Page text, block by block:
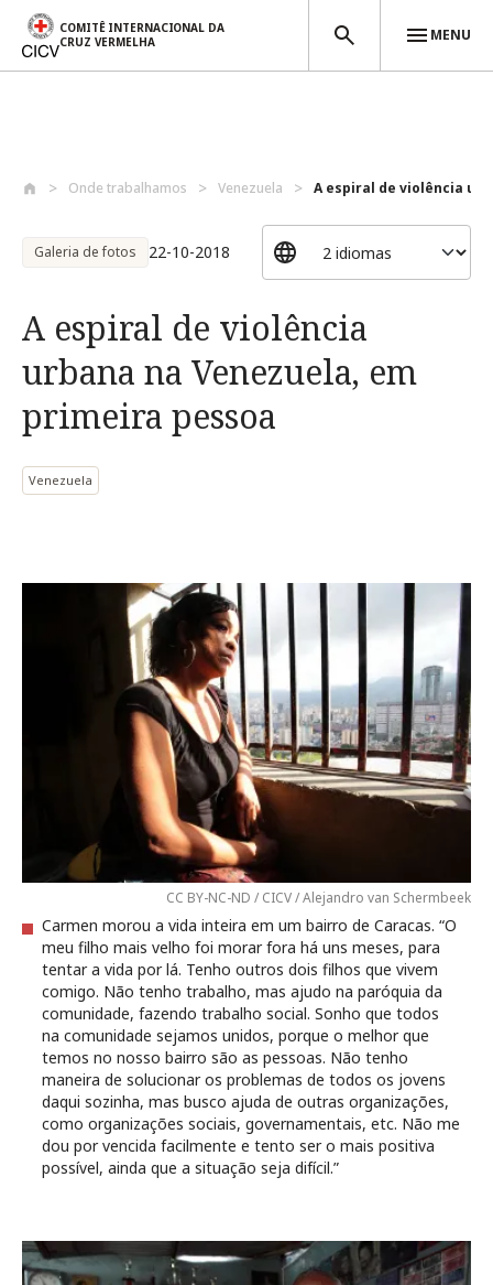
COMITÊ INTERNACIONAL DA
CRUZ VERMELHA
MENU
Onde trabalhamos Venezuela A espiral de violência
Galeria de fotos 22-10-2018
A espiral de violência
urbana na Venezuela, em
primeira pessoa
Venezuela
CC BY-NC-ND / CICV / Alejandro van Schermbeek
Carmen morou a vida inteira em um bairro de Caracas. “O
meu filho mais velho foi morar fora há uns meses, para
tentar a vida por lá. Tenho outros dois filhos que vivem
comigo. Não tenho trabalho, mas ajudo na paróquia da
comunidade, fazendo trabalho social. Sonho que todos
na comunidade sejamos unidos, porque o melhor que
temos no nosso bairro são as pessoas. Não tenho
maneira de solucionar os problemas de todos os jovens
daqui sozinha, mas busco ajuda de outras organizações,
como organizações sociais, governamentais, etc. Não me
dou por vencida facilmente e tento ser o mais positiva
possível, ainda que a situação seja difícil.”